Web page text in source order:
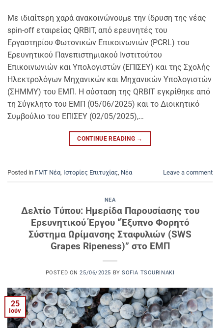
Με ιδιαίτερη χαρά ανακοινώνουμε την ίδρυση της νέας
spin-off εταιρείας QRBIT, από ερευνητές του
Εργαστηρίου Φωτονικών Επικοινωνιών (PCRL) του
Ερευνητικού Πανεπιστημιακού Ινστιτούτου
Επικοινωνιών και Υπολογιστών (ΕΠΙΣΕΥ) και της Σχολής
Ηλεκτρολόγων Μηχανικών και Μηχανικών Υπολογιστών
(ΣΗΜΜΥ) του ΕΜΠ. Η σύσταση της QRBIT εγκρίθηκε από
τη Σύγκλητο του ΕΜΠ (05/06/2025) και το Διοικητικό
Συμβούλιο του ΕΠΙΣΕΥ (02/05/2025),…
CONTINUE READING →
Posted in ΓΜΤ Νέα Ιστορίες Επιτυχίας Νέα Leave a comment
ΝΈΑ
Δελτίο Τύπου: Ημερίδα Παρουσίασης του
Ερευνητικού Έργου “Έξυπνο Φορητό
Σύστημα Ωρίμανσης Σταφυλιών (SWS
Grapes Ripeness)” στο ΕΜΠ
POSTED ON25/06/2025 BYSOFIA TSOURINAKI
25
Ιούν